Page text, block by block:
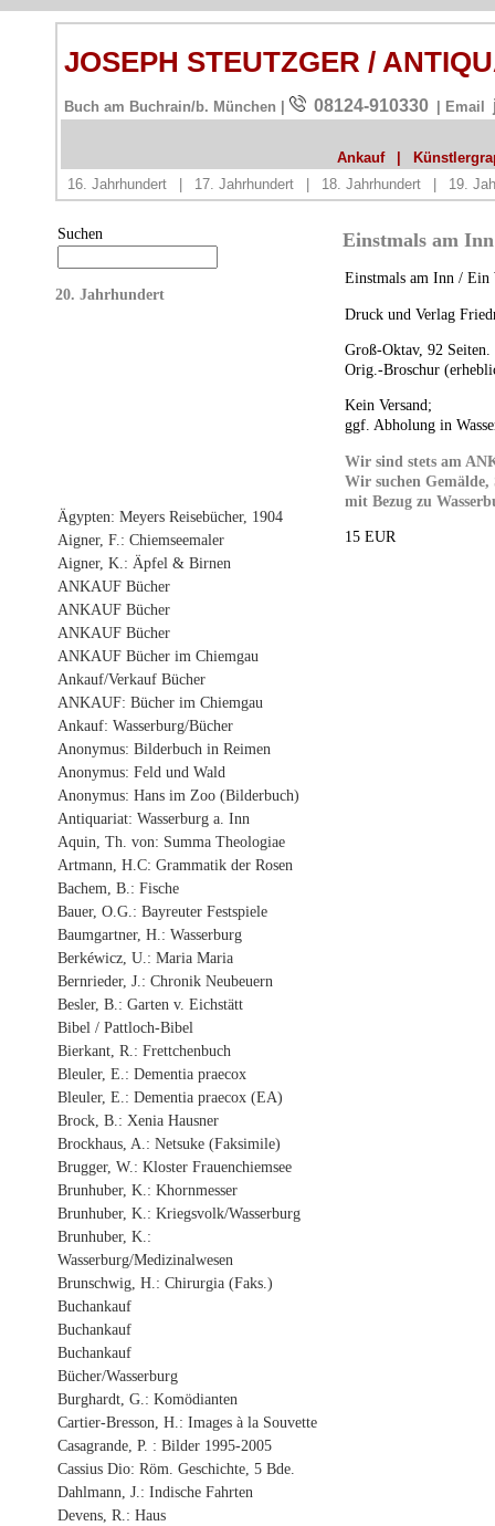
JOSEPH STEUTZGER /
Buch am Buchrain/b. München | 08124-910330 | Email
Ankauf
16. Jahrhundert
17. Jahrhundert 18. Jahrhundert 19.
Suchen
20. Jahrhundert
Ägypten: Meyers Reisebücher, 1904
Aigner, F.: Chiemseemaler
Aigner, K.: Äpfel & Birnen
ANKAUF Bücher
ANKAUF Bücher
ANKAUF Bücher
ANKAUF Bücher im Chiemgau
Ankauf/Verkauf Bücher
ANKAUF: Bücher im Chiemgau
Ankauf: Wasserburg/Bücher
Anonymus: Bilderbuch in Reimen
Anonymus: Feld und Wald
Anonymus: Hans im Zoo (Bilderbuch)
Antiquariat: Wasserburg a. Inn
Aquin, Th. von: Summa Theologiae
Artmann, H.C: Grammatik der Rosen
Bachem, B.: Fische
Bauer, O.G.: Bayreuter Festspiele
Baumgartner, H.: Wasserburg
Berkéwicz, U.: Maria Maria
Bernrieder, J.: Chronik Neubeuern
Besler, B.: Garten v. Eichstätt
Bibel / Pattloch-Bibel
Bierkant, R.: Frettchenbuch
Bleuler, E.: Dementia praecox
Bleuler, E.: Dementia praecox (EA)
Brock, B.: Xenia Hausner
Brockhaus, A.: Netsuke (Faksimile)
Brugger, W.: Kloster Frauenchiemsee
Brunhuber, K.: Khornmesser
Brunhuber, K.: Kriegsvolk/Wasserburg
Brunhuber, K.:
Wasserburg/Medizinalwesen
Brunschwig, H.: Chirurgia (Faks.)
Buchankauf
Buchankauf
Buchankauf
Bücher/Wasserburg
Burghardt, G.: Komödianten
Cartier-Bresson, H.: Images à la Souvette
Casagrande, P. : Bilder 1995-2005
Cassius Dio: Röm. Geschichte, 5 Bde.
Dahlmann, J.: Indische Fahrten
Devens, R.: Haus
Einstmals am
Einstmals am Inn / Ein
Druck und Verlag
Groß-Oktav, 92 Seiten.
Orig.-Broschur
Kein Versand;
ggf. Abholung in
Wir sind stets am
Wir suchen
mit Bezug zu
15 EUR